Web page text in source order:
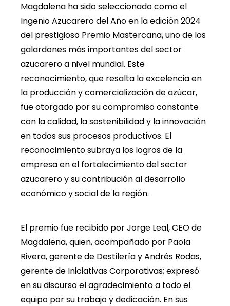
Magdalena ha sido seleccionado como el
Ingenio Azucarero del Año en la edición 2024
del prestigioso Premio Mastercana, uno de los
galardones más importantes del sector
azucarero a nivel mundial. Este
reconocimiento, que resalta la excelencia en
la producción y comercialización de azúcar,
fue otorgado por su compromiso constante
con la calidad, la sostenibilidad y la innovación
en todos sus procesos productivos. El
reconocimiento subraya los logros de la
empresa en el fortalecimiento del sector
azucarero y su contribución al desarrollo
económico y social de la región.
El premio fue recibido por Jorge Leal, CEO de
Magdalena, quien, acompañado por Paola
Rivera, gerente de Destilería y Andrés Rodas,
gerente de Iniciativas Corporativas; expresó
en su discurso el agradecimiento a todo el
equipo por su trabajo y dedicación. En sus